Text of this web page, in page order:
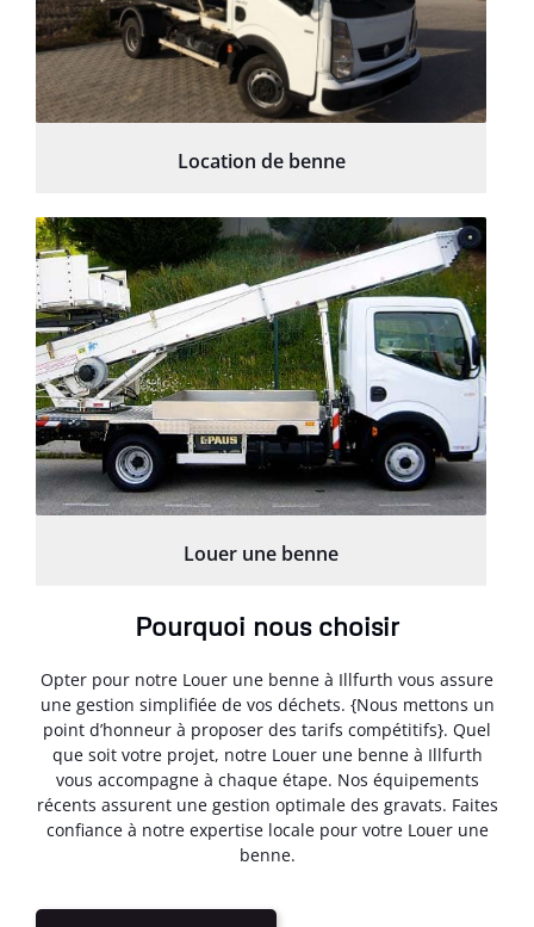
Location de benne
Louer une benne
Pourquoi nous choisir
Opter pour notre Louer une benne à Illfurth vous assure
une gestion simplifiée de vos déchets. {Nous mettons un
point d’honneur à proposer des tarifs compétitifs}. Quel
que soit votre projet, notre Louer une benne à Illfurth
vous accompagne à chaque étape. Nos équipements
récents assurent une gestion optimale des gravats. Faites
confiance à notre expertise locale pour votre Louer une
benne.